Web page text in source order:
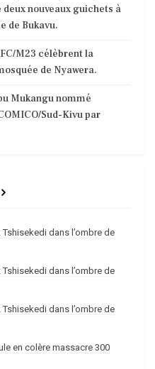
deux nouveaux guichets à
de Bukavu.
M23 célèbrent la
de Nyawera.
Mukangu nommé
Sud-Kivu par
Tshisekedi dans l’ombre de
Tshisekedi dans l’ombre de
Tshisekedi dans l’ombre de
en colère massacre 300